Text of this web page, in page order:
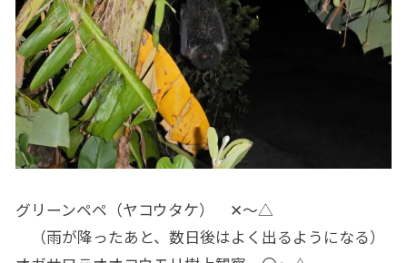
グリーンペペ（ヤコウタケ） ✕～△
（雨が降ったあと、数日後はよく出るようになる）